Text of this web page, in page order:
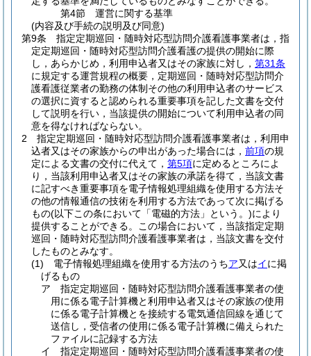
第4節
運営に関する基準
(内容及び手続の説明及び同意)
第9条
指定定期巡回・随時対応型訪問介護看護事業者は，指
定定期巡回・随時対応型訪問介護看護の提供の開始に際
し，あらかじめ，利用申込者又はその家族に対し， 第31条
に規定する運営規程の概要，定期巡回・随時対応型訪問介
護看護従業者の勤務の体制その他の利用申込者のサービス
の選択に資すると認められる重要事項を記した文書を交付
して説明を行い，当該提供の開始について利用申込者の同
意を得なければならない。
2
指定定期巡回・随時対応型訪問介護看護事業者は，利用申
込者又はその家族からの申出があった場合には， 前項の規
定による文書の交付に代えて， 第5項に定めるところによ
り，当該利用申込者又はその家族の承諾を得て，当該文書
に記すべき重要事項を電子情報処理組織を使用する方法そ
の他の情報通信の技術を利用する方法であって次に掲げる
もの(以下この条において「電磁的方法」という。)により
提供することができる。
この場合において，当該指定定期
巡回・随時対応型訪問介護看護事業者は，当該文書を交付
したものとみなす。
(1)
電子情報処理組織を使用する方法のうちア又はイに掲
げるもの
ア
指定定期巡回・随時対応型訪問介護看護事業者の使
用に係る電子計算機と利用申込者又はその家族の使用
に係る電子計算機とを接続する電気通信回線を通じて
送信し，受信者の使用に係る電子計算機に備えられた
ファイルに記録する方法
イ
指定定期巡回・随時対応型訪問介護看護事業者の使